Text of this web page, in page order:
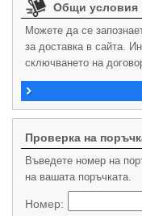
Общи условия
Можете да се
за доставка в сайта.
сключването на
Проверка на
Въведете номер на
на вашата поръчката.
Номер: